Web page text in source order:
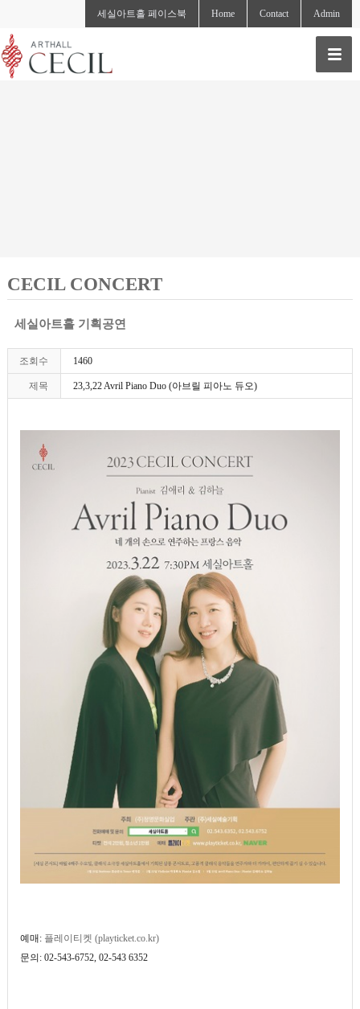
세실아트홀 페이스북 Home Contact Admin
CECIL CONCERT
세실아트홀 기획공연
조회수 1460
제목 23,3,22 Avril Piano Duo (아브릴 피아노 듀오)
예매: 플레이티켓 (playticket.co.kr)
문의: 02-543-6752, 02-543 6352